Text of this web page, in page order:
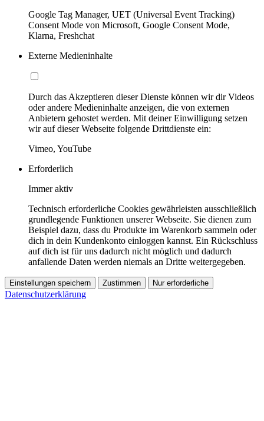
Google Tag Manager, UET (Universal Event Tracking)
Consent Mode von Microsoft, Google Consent Mode,
Klarna, Freshchat
Externe Medieninhalte
Durch das Akzeptieren dieser Dienste können wir dir Videos
oder andere Medieninhalte anzeigen, die von externen
Anbietern gehostet werden. Mit deiner Einwilligung setzen
wir auf dieser Webseite folgende Drittdienste ein:
Vimeo, YouTube
Erforderlich
Immer aktiv
Technisch erforderliche Cookies gewährleisten ausschließlich
grundlegende Funktionen unserer Webseite. Sie dienen zum
Beispiel dazu, dass du Produkte im Warenkorb sammeln oder
dich in dein Kundenkonto einloggen kannst. Ein Rückschluss
auf dich ist für uns dadurch nicht möglich und dadurch
anfallende Daten werden niemals an Dritte weitergegeben.
Einstellungen speichern Zustimmen Nur erforderliche
Datenschutzerklärung